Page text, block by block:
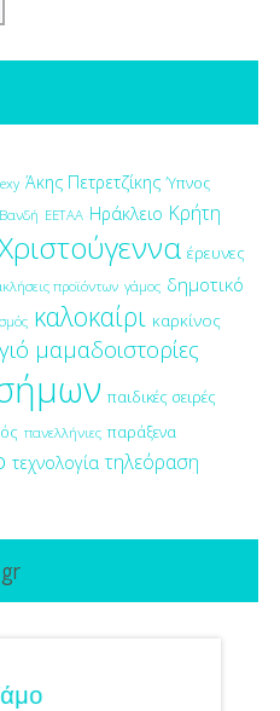
Άκης Πετρετζίκης Ύπνος
ΕΕΤΑΑ Ηράκλειο Κρήτη
έρευνες
προϊόντων γάμος δημοτικό
καλοκαίρι καρκίνος
μαμαδοιστορίες
παιδικές σειρές
πανελλήνιες παράξενα
τεχνολογία τηλεόραση